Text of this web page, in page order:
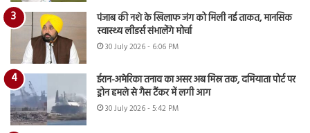
पंजाब की नशे के खिलाफ जंग को मिली नई ताकत, मानसिक
स्वास्थ्य लीडर्स संभालेंगे मोर्चा
30 July 2026 - 6:06 PM
ईरान-अमेरिका तनाव का असर अब मिस्र तक, दमियाता पोर्ट पर
ड्रोन हमले से गैस टैंकर में लगी आग
30 July 2026 - 5:42 PM